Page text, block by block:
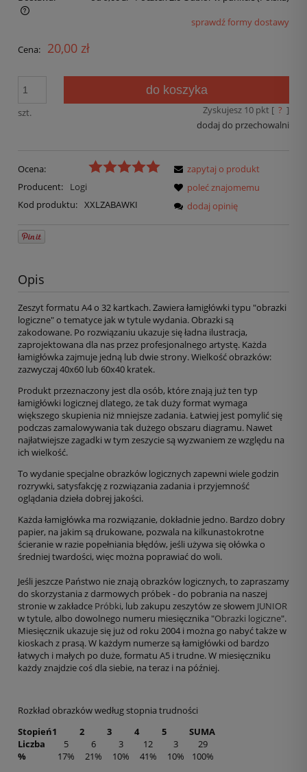
sprawdź formy dostawy
Cena: 20,00 zł
szt.
do koszyka
Zyskujesz 10pkt [ ? ]
dodaj do przechowalni
Ocena:
Producent:
Logi
Kod produktu: XXLZABAWKI
zapytaj o produkt
poleć znajomemu
dodaj opinię
Opis
Zeszyt formatu A4 o 32 kartkach. Zawiera łamigłówki typu "obrazki
logiczne" o tematyce jak w tytule wydania. Obrazki są
zakodowane. Po rozwiązaniu ukazuje się ładna ilustracja,
zaprojektowana dla nas przez profesjonalnego artystę. Każda
łamigłówka zajmuje jedną lub dwie strony. Wielkość obrazków:
zazwyczaj 40x60 lub 60x40 kratek.
Produkt przeznaczony jest dla osób, które znają już ten typ
łamigłówki logicznej dlatego, że tak duży format wymaga
większego skupienia niż mniejsze zadania. Łatwiej jest pomylić się
podczas zamalowywania tak dużego obszaru diagramu. Nawet
najłatwiejsze zagadki w tym zeszycie są wyzwaniem ze względu na
ich wielkość.
To wydanie specjalne obrazków logicznych zapewni wiele godzin
rozrywki, satysfakcję z rozwiązania zadania i przyjemność
oglądania dzieła dobrej jakości.
Każda łamigłówka ma rozwiązanie, dokładnie jedno. Bardzo dobry
papier, na jakim są drukowane, pozwala na kilkunastokrotne
ścieranie w razie popełniania błędów, jeśli używa się ołówka o
średniej twardości, więc można poprawiać do woli.
Jeśli jeszcze Państwo nie znają obrazków logicznych, to zapraszamy
do skorzystania z darmowych próbek - do pobrania na naszej
stronie w zakładce Próbki, lub zakupu zeszytów ze słowem JUNIOR
w tytule, albo dowolnego numeru miesięcznika "Obrazki logiczne".
Miesięcznik ukazuje się już od roku 2004 i można go nabyć także w
kioskach z prasą. W każdym numerze są łamigłówki od bardzo
łatwych i małych po duże, formatu A5 i trudne. W miesięczniku
każdy znajdzie coś dla siebie, na teraz i na później.
Rozkład obrazków według stopnia trudności
Stopień1 2 3 4 5
SUMA
Liczba
5 6 3 12 3
29
%
17% 21% 10% 41% 10% 100%